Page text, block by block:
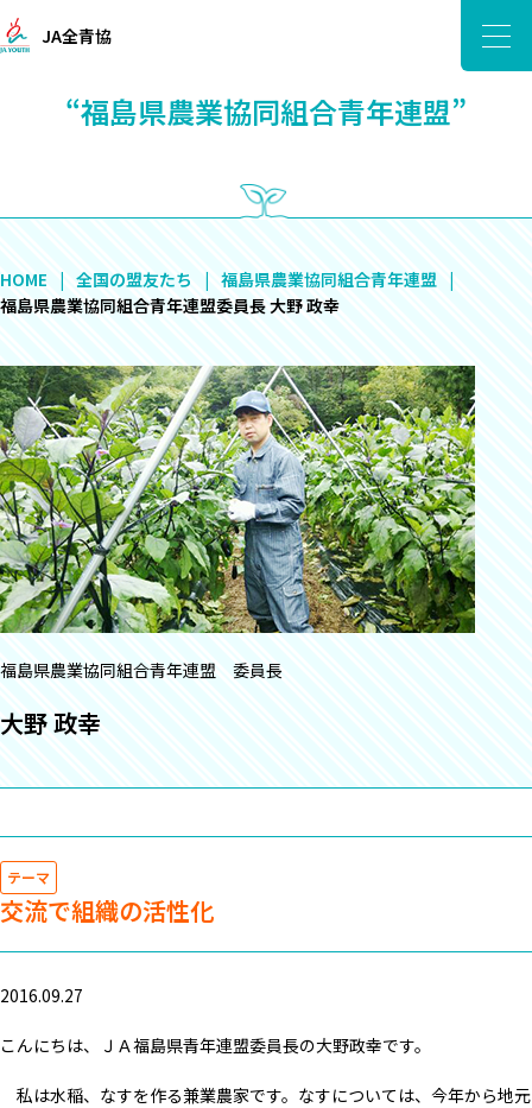
JA全青協
“福島県農業協同組合青年連盟”
HOME 全国の盟友たち
福島県農業協同組合青年連盟
福島県農業協同組合青年連盟委員長 大野 政幸
福島県農業協同組合青年連盟 委員長
大野 政幸
テーマ
交流で組織の活性化
2016.09.27
こんにちは、ＪＡ福島県青年連盟委員長の大野政幸です。
私は水稲、なすを作る兼業農家です。なすについては、今年から地元